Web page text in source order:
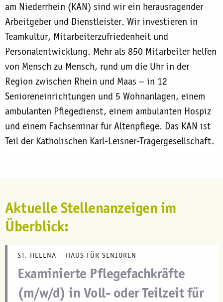
am Niederrhein (KAN) sind wir ein herausragender
Arbeitgeber und Dienstleister. Wir investieren in
Teamkultur, Mitarbeiterzufriedenheit und
Personalentwicklung. Mehr als 850 Mitarbeiter helfen
von Mensch zu Mensch, rund um die Uhr in der
Region zwischen Rhein und Maas – in 12
Senioreneinrichtungen und 5 Wohnanlagen, einem
ambulanten Pflegedienst, einem ambulanten Hospiz
und einem Fachseminar für Altenpflege. Das KAN ist
Teil der Katholischen Karl-Leisner-Trägergesellschaft.
Aktuelle Stellenanzeigen im
Überblick:
ST. HELENA – HAUS FÜR SENIOREN
Examinierte Pflegefachkräfte
(m/w/d) in Voll- oder Teilzeit für